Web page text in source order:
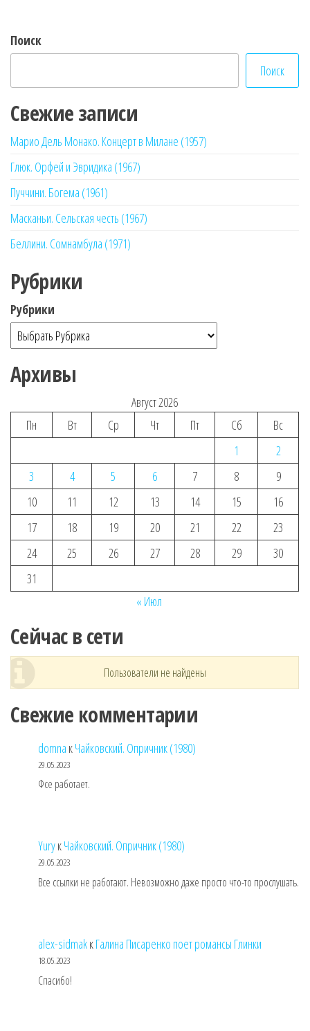
Поиск
Поиск
Свежие записи
Марио Дель Монако. Концерт в Милане (1957)
Глюк. Орфей и Эвридика (1967)
Пуччини. Богема (1961)
Масканьи. Сельская честь (1967)
Беллини. Сомнамбула (1971)
Рубрики
Рубрики
Архивы
Август 2026
Пн
Вт Ср Чт Пт Сб
Вс
1
2
3
4 5 6 7 8
9
10
11 12 13 14 15
16
17
18 19 20 21 22
23
24
25 26 27 28 29
30
31
« Июл
Сейчас в сети
Пользователи не найдены
Свежие комментарии
domna кЧайковский. Опричник (1980)
29.05.2023
Фсе работает.
YuryкЧайковский. Опричник (1980)
29.05.2023
Все ссылки не работают. Невозможно даже просто что-то прослушать.
alex-sidmakкГалина Писаренко поет романсы Глинки
18.05.2023
Спасибо!